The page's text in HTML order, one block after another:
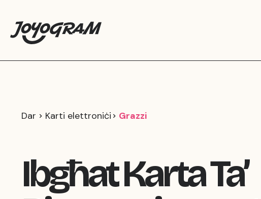
Dar Karti elettroniċi Grazzi
Ibgħat Karta Ta’